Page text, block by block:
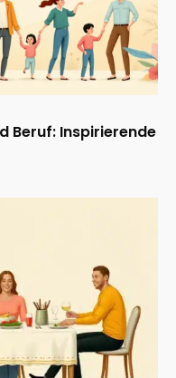
Beruf: Inspirierende